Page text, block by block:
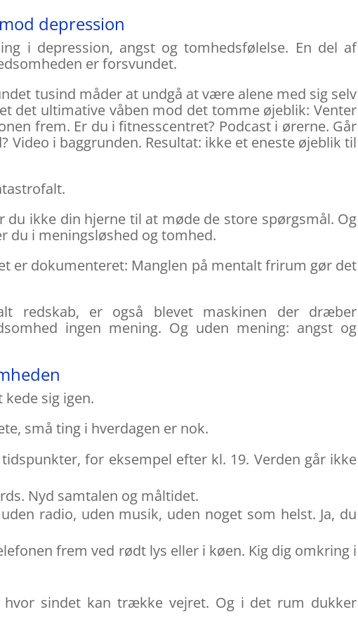
depression
i depression, angst og tomhedsfølelse. En del af
er forsvundet.
tusind måder at undgå at være alene med sig selv
det ultimative våben mod det tomme øjeblik: Venter
frem. Er du i fitnesscentret? Podcast i ørerne. Går
Video i baggrunden. Resultat: ikke et eneste øjeblik til
du ikke din hjerne til at møde de store spørgsmål. Og
du i meningsløshed og tomhed.
er dokumenteret: Manglen på mentalt frirum gør det
redskab, er også blevet maskinen der dræber
ingen mening. Og uden mening: angst og
sig igen.
små ting i hverdagen er nok.
for eksempel efter kl. 19. Verden går ikke
Nyd samtalen og måltidet.
radio, uden musik, uden noget som helst. Ja, du
frem ved rødt lys eller i køen. Kig dig omkring i
hvor sindet kan trække vejret. Og i det rum dukker